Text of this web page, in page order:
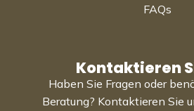
FAQs
Kontaktieren
Haben Sie Fragen oder
Beratung? Kontaktieren Sie